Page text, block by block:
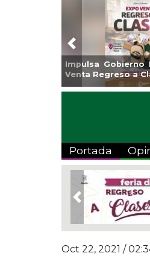
Reabrirá
Alberca
Centro
Previous
Portada
Previous
Oct 22, 2021 /